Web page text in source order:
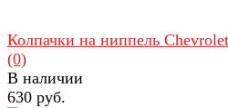
Колпачки на ниппель
(0)
В наличии
630 руб.